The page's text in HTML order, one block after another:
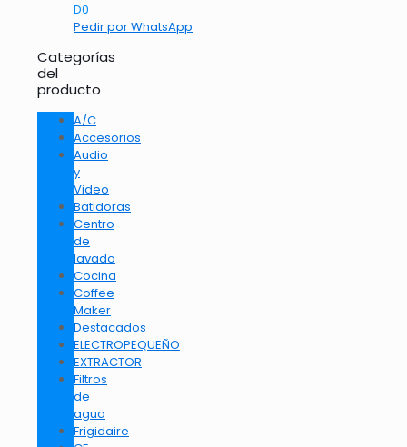
D0
Pedir por WhatsApp
Categorías
del
producto
A/C
Accesorios
Audio
y
Video
Batidoras
Centro
de
lavado
Cocina
Coffee
Maker
Destacados
ELECTROPEQUEÑO
EXTRACTOR
Filtros
de
agua
Frigidaire